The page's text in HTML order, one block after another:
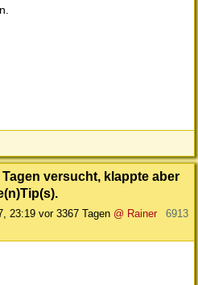
versucht, klappte aber
23:19 vor 3367 Tagen @ Rainer
6913